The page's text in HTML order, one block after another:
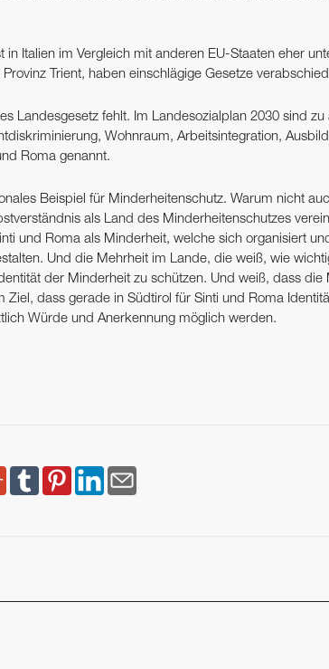
in Italien im Vergleich mit anderen EU-Staaten eher
Trient, haben einschlägige Gesetze
Landesgesetz fehlt. Im Landesozialplan 2030 sind zu
Wohnraum, Arbeitsintegration,
Roma genannt.
Beispiel für Minderheitenschutz. Warum nicht
als Land des Minderheitenschutzes
und Roma als Minderheit, welche sich organisiert
Und die Mehrheit im Lande, die weiß, wie
der Minderheit zu schützen. Und weiß, dass die
dass gerade in Südtirol für Sinti und Roma
Würde und Anerkennung möglich werden.